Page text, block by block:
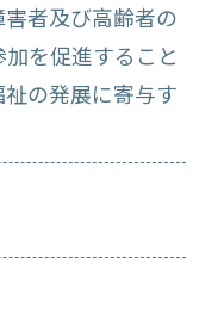
者及び高齢者の
を促進すること
の発展に寄与す